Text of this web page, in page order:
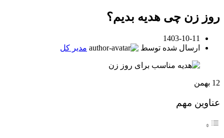
روز زن چی هدیه بدیم؟
1403-10-11
ارسال شده توسط
مدیر کل
12 بهمن
عناوین مهم